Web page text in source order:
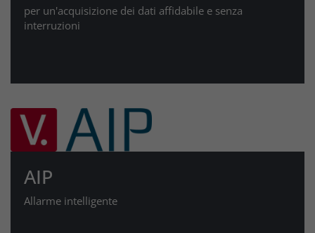
per un'acquisizione dei dati affidabile e senza
interruzioni
AIP
Allarme intelligente